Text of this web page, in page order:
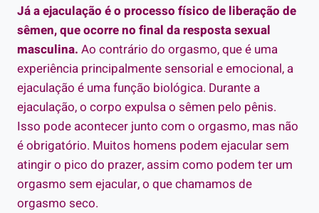
Já a ejaculação é o processo físico de liberação de
sêmen, que ocorre no final da resposta sexual
masculina. Ao contrário do orgasmo, que é uma
experiência principalmente sensorial e emocional, a
ejaculação é uma função biológica. Durante a
ejaculação, o corpo expulsa o sêmen pelo pênis.
Isso pode acontecer junto com o orgasmo, mas não
é obrigatório. Muitos homens podem ejacular sem
atingir o pico do prazer, assim como podem ter um
orgasmo sem ejacular, o que chamamos de
orgasmo seco.